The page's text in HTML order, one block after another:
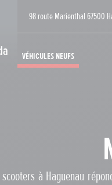
98 route Marienthal 67500
Véhicules neufs
scooters à Haguenau